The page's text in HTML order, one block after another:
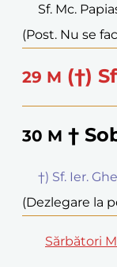
Sf. Mc.
(Post. Nu se
29 M (†)
30 M †
†) Sf. Ier.
(Dezlegare la
Sărbători